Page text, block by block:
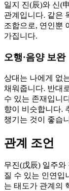
일지 진(辰)와 신(
관계입니다. 같은
조합으로, 연인뿐
가집니다.
오행·음양 보완
상대는 나에게 없
채워줍니다. 반대
수 있는 존재입니
향이 비슷합니다.
챙기는 것이 좋습
관계 조언
무진(戊辰) 일주
질 수 있는 인연입
는 태도가 관계의